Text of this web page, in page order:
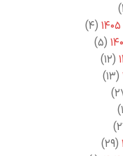
(۴)
(۵)
(۱۲)
(۱۳)
(۲۹)